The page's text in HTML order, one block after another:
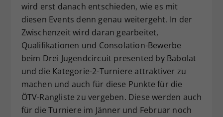
wird erst danach entschieden, wie es mit
diesen Events denn genau weitergeht. In der
Zwischenzeit wird daran gearbeitet,
Qualifikationen und Consolation-Bewerbe
beim Drei Jugendcircuit presented by Babolat
und die Kategorie-2-Turniere attraktiver zu
machen und auch für diese Punkte für die
ÖTV-Rangliste zu vergeben. Diese werden auch
für die Turniere im Jänner und Februar noch